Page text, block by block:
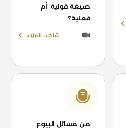
صيغة قولية أم
فعلية؟
شاهد المزيد
من مسائل البيوع